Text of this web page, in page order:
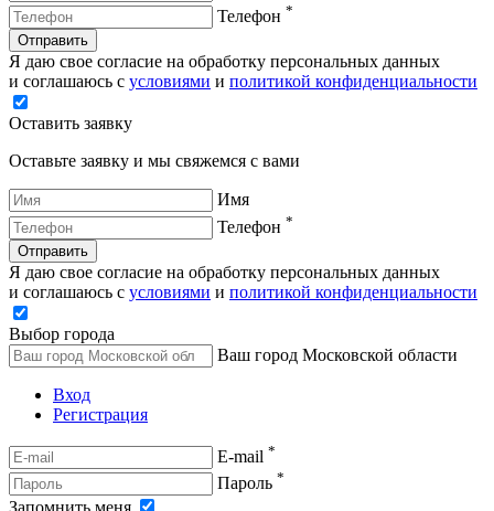
Телефон *
Отправить
Я даю свое согласие на обработку персональных данных
и соглашаюсь с условиями и политикой конфиденциальности
Оставить заявку
Оставьте заявку и мы свяжемся с вами
Имя
Телефон *
Отправить
Я даю свое согласие на обработку персональных данных
и соглашаюсь с условиями и политикой конфиденциальности
Выбор города
Ваш город Московской области
Вход
Регистрация
E-mail *
Пароль *